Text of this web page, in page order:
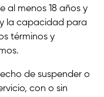
al menos 18 años y
la capacidad para
términos y
de suspender o
con o sin